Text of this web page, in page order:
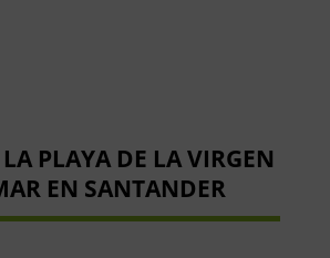
LA PLAYA DE LA VIRGEN
EN SANTANDER